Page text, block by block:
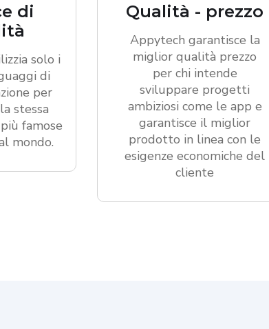
di
solo i
di
per
stessa
famose
mondo.
Qualità - prezzo
Appytech garantisce la
miglior qualità prezzo
per chi intende
sviluppare progetti
ambiziosi come le app e
garantisce il miglior
prodotto in linea con le
esigenze economiche del
cliente